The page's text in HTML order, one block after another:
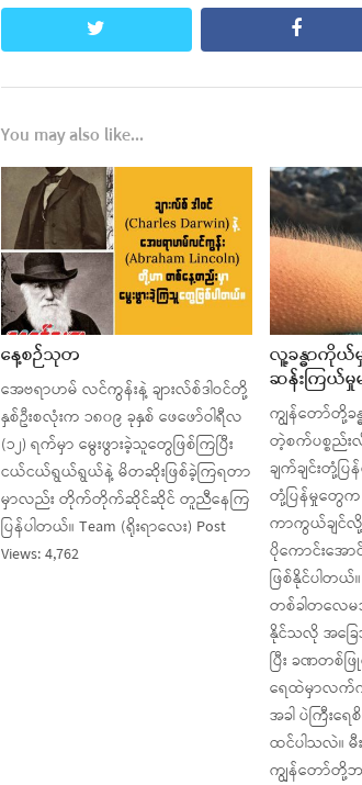
facebook
You may also like...
နေ့စဉ်သုတ
အေဗရာဟမ် လင်ကွန်းနဲ့ ချားလ်စ်ဒါဝင်တို့
နှစ်ဦးစလုံးက ၁၈၀၉ ခုနှစ် ဖေဖော်ဝါရီလ
(၁၂) ရက်မှာ မွေးဖွားခဲ့သူတွေဖြစ်ကြပြီး
ငယ်ငယ်ရွယ်ရွယ်နဲ့ မိတဆိုးဖြစ်ခဲ့ကြရတာ
မှာလည်း တိုက်တိုက်ဆိုင်ဆိုင် တူညီနေကြ
ပြန်ပါတယ်။ Team (ရိုးရာလေး) Post
Views: 4,762
လူ့ခန္ဓာကိုယ်မှ
ဆန်းကြယ်မှုမ
ကျွန်တော်တို့ခ
တဲ့စက်ပစ္စည်
ချက်ချင်းတုံ့
တုံ့ပြန်မှုတွေ
ကာကွယ်ချင်
ပိုကောင်းအေ
ဖြစ်နိုင်ပါတ
တစ်ခါတလေ
နိုင်သလို အခြ
ပြီး ခဏတစ်ဖ
ရေထဲမှာလက်
အခါ ပဲကြီး
ထင်ပါသလဲ။ မီ
ကျွန်တော်တို့ဘ